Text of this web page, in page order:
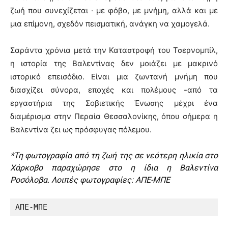
ζωή που συνεχίζεται · με φόβο, με μνήμη, αλλά και με
μια επίμονη, σχεδόν πεισματική, ανάγκη να χαμογελά.
Σαράντα χρόνια μετά την Καταστροφή του Τσερνομπίλ,
η ιστορία της Βαλεντίνας δεν μοιάζει με μακρινό
ιστορικό επεισόδιο. Είναι μια ζωντανή μνήμη που
διασχίζει σύνορα, εποχές και πολέμους -από τα
εργαστήρια της Σοβιετικής Ένωσης μέχρι ένα
διαμέρισμα στην Περαία Θεσσαλονίκης, όπου σήμερα η
Βαλεντίνα ζει ως πρόσφυγας πόλεμου.
*Τη φωτογραφία από τη ζωή της σε νεότερη ηλικία στο
Χάρκοβο παραχώρησε στο η ίδια η Βαλεντίνα
Ροσόλοβα. Λοιπές φωτογραφίες: ΑΠΕ-ΜΠΕ
ΑΠΕ-ΜΠΕ